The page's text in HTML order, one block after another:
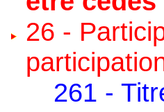
26 -
261 -